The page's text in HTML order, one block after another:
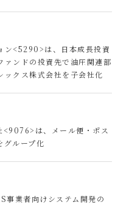
ン<5290>は、日本成長投資
ァンドの投資先で油圧関連部
ックス株式会社を子会社化
<9076>は、メール便・ポス
グループ化
業者向けシステム開発の